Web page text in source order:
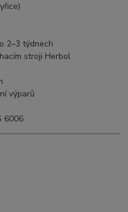
2–3 týdnech
stroji Herbol
výparů
6006